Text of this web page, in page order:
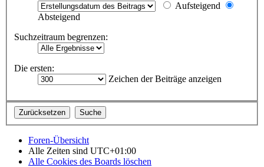
Aufsteigend
Absteigend
Suchzeitraum begrenzen:
Die ersten:
Zeichen der Beiträge anzeigen
Foren-Übersicht
Alle Zeiten sind UTC+01:00
Alle Cookies des Boards löschen